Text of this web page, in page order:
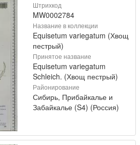
Штрихкод
MW0002784
Название в коллекции
Equisetum variegatum (Хвощ
пестрый)
Принятое название
Equisetum variegatum
Schleich. (Хвощ пестрый)
Районирование
Сибирь, Прибайкалье и
Забайкалье (S4) (Россия)